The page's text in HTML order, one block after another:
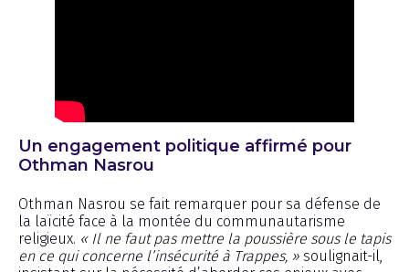
Un engagement politique affirmé pour
Othman Nasrou
Othman Nasrou se fait remarquer pour sa défense de
la laïcité face à la montée du communautarisme
religieux. « Il ne faut pas mettre la poussière sous le tapis
en ce qui concerne l’insécurité à Trappes, » soulignait-il,